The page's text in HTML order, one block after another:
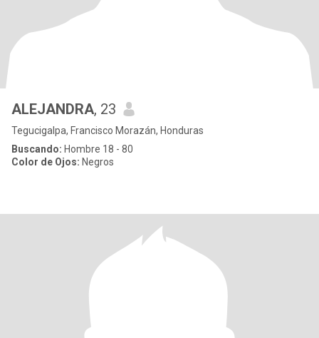
ALEJANDRA, 23
Tegucigalpa, Francisco Morazán, Honduras
Buscando: Hombre 18 - 80
Color de Ojos: Negros